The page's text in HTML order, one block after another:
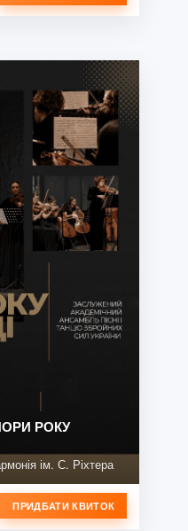
РОКУ
ім. С. Ріхтера
ПРИДБАТИ КВИТОК